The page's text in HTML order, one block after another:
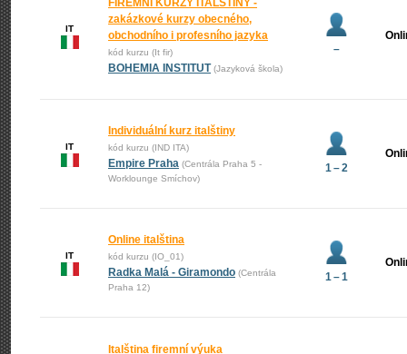
IT
FIREMNÍ KURZY ITALŠTINY -
zakázkové kurzy obecného,
obchodního i profesního jazyka
kód kurzu (It fir)
BOHEMIA INSTITUT (Jazyková škola)
–
IT
Individuální kurz italštiny
kód kurzu (IND ITA)
Empire Praha (Centrála Praha 5 -
Worklounge Smíchov)
1 – 2
IT
Online italština
kód kurzu (IO_01)
Radka Malá - Giramondo (Centrála
Praha 12)
1 – 1
Italština firemní výuka